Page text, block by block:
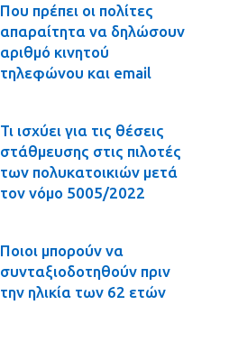
Που πρέπει οι πολίτες
απαραίτητα να δηλώσουν
αριθμό κινητού
τηλεφώνου και email
Τι ισχύει για τις θέσεις
στάθμευσης στις πιλοτές
των πολυκατοικιών μετά
τον νόμο 5005/2022
Ποιοι μπορούν να
συνταξιοδοτηθούν πριν
την ηλικία των 62 ετών